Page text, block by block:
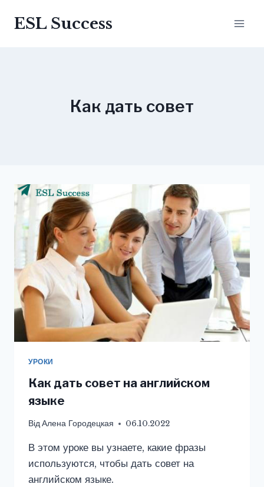
ESL Success
Как дать совет
УРОКИ
Как дать совет на английском
языке
ВідАлена Городецкая 06.10.2022
В этом уроке вы узнаете, какие фразы
используются, чтобы дать совет на
английском языке.